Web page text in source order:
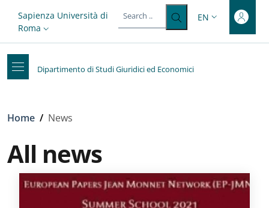
Top-level heading
Slim top
Sapienza Università di
Roma
LANGUAGE
EN
Dipartimento di Studi Giuridici ed Economici
Breadcrumb
Home / News
All news